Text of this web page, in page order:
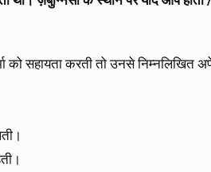
को सहायता करती तो उनसे निम्नलिखित